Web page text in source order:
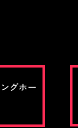
グホー